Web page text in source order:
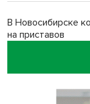
В Новосибирске
на приставов